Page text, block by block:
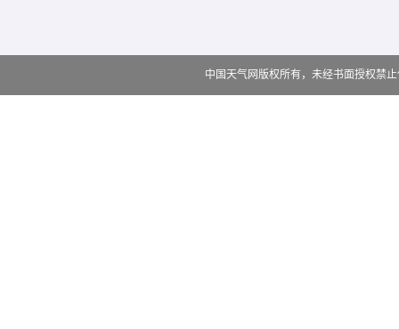
中国天气网版权所有，未经书面授权